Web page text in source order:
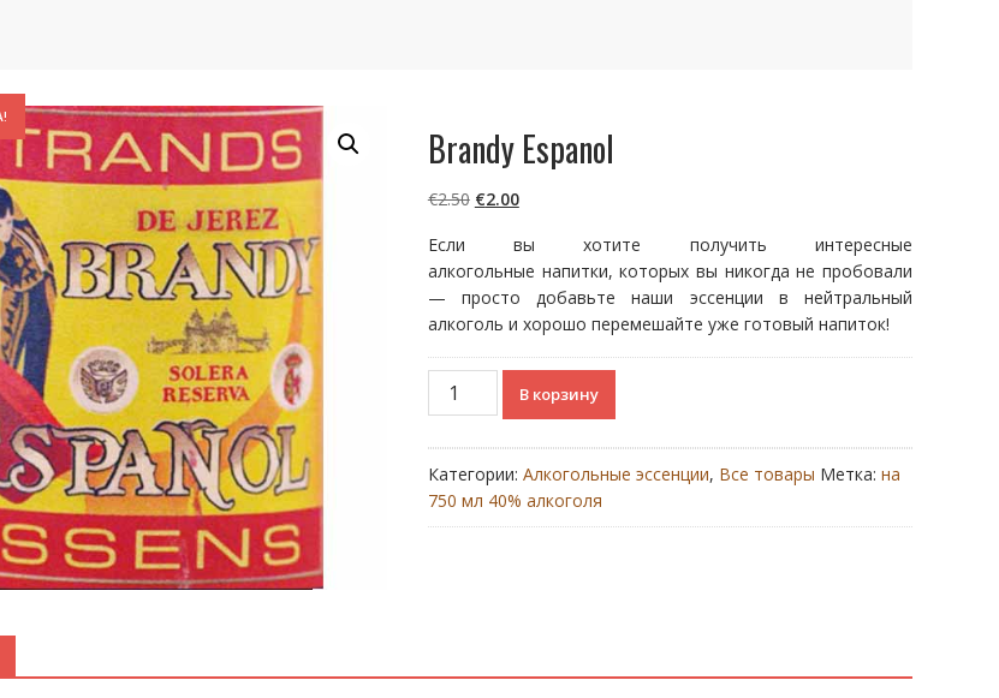
Brandy Espanol
€2.50 Первоначальная
составляла
€2.50.
€2.00Текущая
€2.00.
Если вы хотите получить интересные
алкогольные напитки, которых вы никогда не пробовали
— просто добавьте наши эссенции в нейтральный
алкоголь и хорошо перемешайте уже готовый напиток!
Количество
товара
В корзину
Категории: Алкогольные эссенции, Все товары Метка: на
750 мл 40% алкоголя